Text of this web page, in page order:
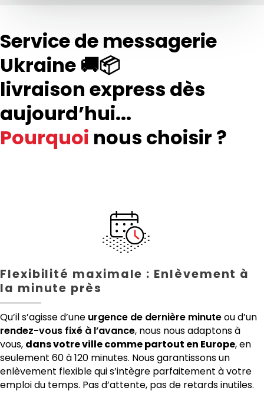
Service de messagerie
Ukraine 🚚📦
livraison express dès
aujourd’hui...
Pourquoi nous choisir ?
Flexibilité maximale : Enlèvement à
la minute près
Qu’il s’agisse d’une urgence de dernière minuteou d’un
rendez-vous fixé à l’avance, nous nous adaptons à
vous, dans votre ville comme partout en Europe, en
seulement 60 à 120 minutes. Nous garantissons un
enlèvement flexible qui s’intègre parfaitement à votre
emploi du temps. Pas d’attente, pas de retards inutiles.